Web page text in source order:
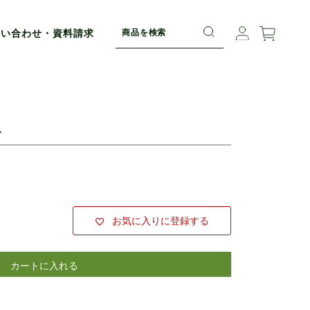
合わせ・資料請求
お気に入りに登録する
カートに入れる